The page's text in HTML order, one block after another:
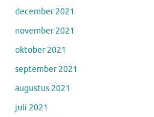
december 2021
november 2021
oktober 2021
september 2021
augustus 2021
juli 2021